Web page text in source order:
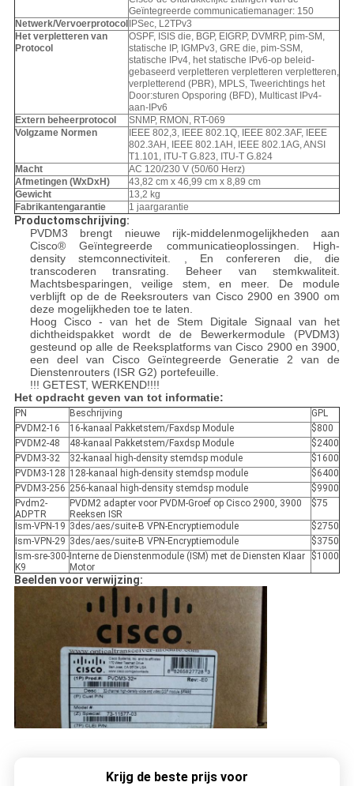
Geïntegreerde communicatiemanager: 150
Netwerk/Vervoerprotocol
IPSec, L2TPv3
Het verpletteren van
Protocol
OSPF, ISIS die, BGP, EIGRP, DVMRP, pim-SM,
statische IP, IGMPv3, GRE die, pim-SSM,
statische IPv4, het statische IPv6-op beleid-
gebaseerd verpletteren verpletteren verpletteren,
verpletterend (PBR), MPLS, Tweerichtings het
Door:sturen Opsporing (BFD), Multicast IPv4-
aan-IPv6
Extern beheerprotocol
SNMP, RMON, RT-069
Volgzame Normen
IEEE 802,3, IEEE 802.1Q, IEEE 802.3AF, IEEE
802.3AH, IEEE 802.1AH, IEEE 802.1AG, ANSI
T1.101, ITU-T G.823, ITU-T G.824
Macht
AC 120/230 V (50/60 Herz)
Afmetingen (WxDxH)
43,82 cm x 46,99 cm x 8,89 cm
Gewicht
13,2 kg
Fabrikantengarantie
1 jaargarantie
Productomschrijving:
PVDM3 brengt nieuwe rijk-middelenmogelijkheden aan
Cisco® Geïntegreerde communicatieoplossingen. High-
density stemconnectiviteit. , En confereren die, die
transcoderen transrating. Beheer van stemkwaliteit.
Machtsbesparingen, veilige stem, en meer. De module
verblijft op de de Reeksrouters van Cisco 2900 en 3900 om
deze mogelijkheden toe te laten.
Hoog Cisco - van het de Stem Digitale Signaal van het
dichtheidspakket wordt de de Bewerkermodule (PVDM3)
gesteund op alle de Reeksplatforms van Cisco 2900 en 3900,
een deel van Cisco Geïntegreerde Generatie 2 van de
Dienstenrouters (ISR G2) portefeuille.
!!! GETEST, WERKEND!!!!
Het opdracht geven van tot informatie:
PN Beschrijving
GPL
PVDM2-16
16-kanaal Pakketstem/Faxdsp Module
$800
PVDM2-48
48-kanaal Pakketstem/Faxdsp Module
$2400
PVDM3-32
32-kanaal high-density stemdsp module
$1600
PVDM3-128 128-kanaal high-density stemdsp module
$6400
PVDM3-256 256-kanaal high-density stemdsp module
$9900
Pvdm2-
ADPTR
PVDM2 adapter voor PVDM-Groef op Cisco 2900, 3900
Reeksen ISR
$75
Ism-VPN-19 3des/aes/suite-B VPN-Encryptiemodule
$2750
Ism-VPN-29 3des/aes/suite-B VPN-Encryptiemodule
$3750
Ism-sre-300-
K9
Interne de Dienstenmodule (ISM) met de Diensten Klaar
Motor
$1000
Beelden voor verwijzing:
Krijg de beste prijs voor